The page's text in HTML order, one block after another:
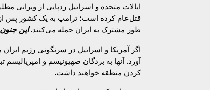
ایالات متحده و اسرائیل ردپایی از ویرانی
قتل‌عام کرده است؛ ترامپ به یک کشور پس از
طور مشترک به ایران حمله می‌کنند.این جنون
اگر آمریکا و اسرائیل در سرنگونی رژیم
آورد. آنها به بردگان صهیونیسم و
کردن منطقه خواهند داشت.